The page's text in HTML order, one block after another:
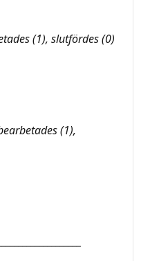
(1), slutfördes (0)
(1),